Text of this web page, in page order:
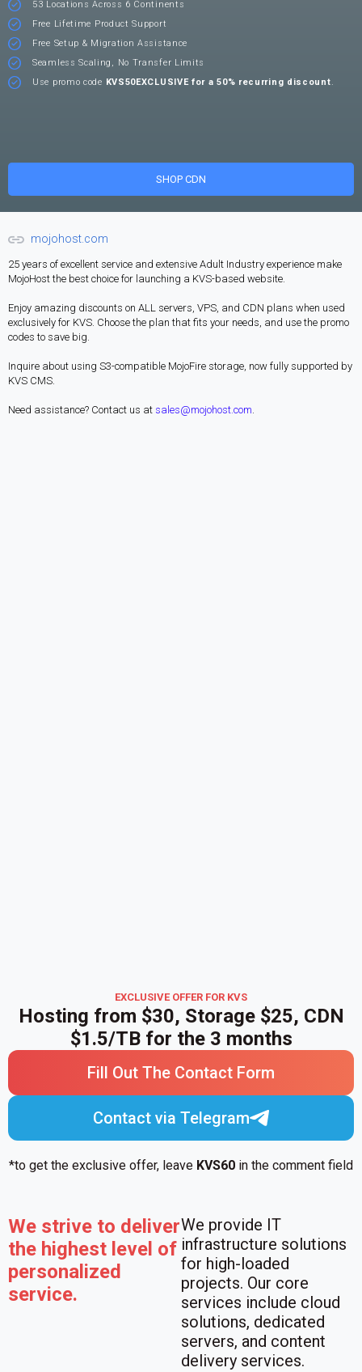
53 Locations Across 6 Continents
Free Lifetime Product Support
Free Setup & Migration Assistance
Seamless Scaling, No Transfer Limits
Use promo code KVS50EXCLUSIVE for a 50% recurring discount.
SHOP CDN
mojohost.com
25 years of excellent service and extensive Adult Industry experience make
MojoHost the best choice for launching a KVS-based website.
Enjoy amazing discounts on ALL servers, VPS, and CDN plans when used
exclusively for KVS. Choose the plan that fits your needs, and use the promo
codes to save big.
Inquire about using S3-compatible MojoFire storage, now fully supported by
KVS CMS.
Need assistance? Contact us at sales@mojohost.com.
EXCLUSIVE OFFER FOR KVS
Hosting from $30, Storage $25, CDN
$1.5/TB for the 3 months
Fill Out The Contact Form
Contact via Telegram
*to get the exclusive offer, leave KVS60 in the comment field
We strive to deliver
the highest level of
personalized
service.
We provide IT
infrastructure solutions
for high-loaded
projects. Our core
services include cloud
solutions, dedicated
servers, and content
delivery services.